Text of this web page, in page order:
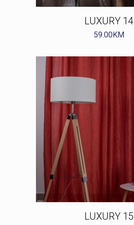
LUXURY 14
59.00KM
LUXURY 15